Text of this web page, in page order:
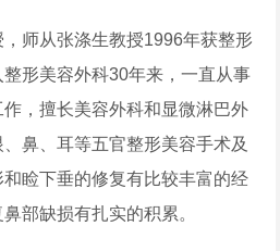
师从张涤生教授1996年获整形
形美容外科30年来，一直从事
，擅长美容外科和显微淋巴外
鼻、耳等五官整形美容手术及
睑下垂的修复有比较丰富的经
部缺损有扎实的积累。